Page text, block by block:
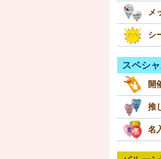
メ
シ
スペシ
開
推
名